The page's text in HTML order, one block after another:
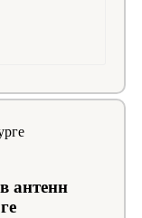
антенн